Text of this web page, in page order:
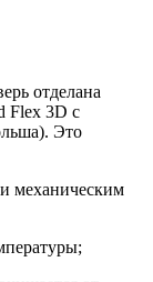
отделана
Flex 3D с
Это
механическим